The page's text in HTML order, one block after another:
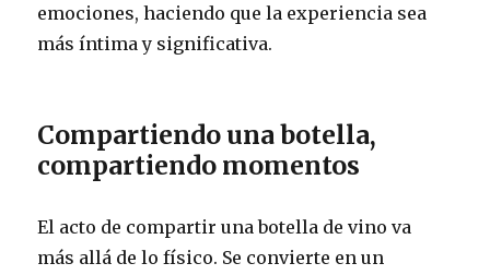
emociones, haciendo que la experiencia sea
más íntima y significativa.
Compartiendo una botella,
compartiendo momentos
El acto de compartir una botella de vino va
más allá de lo físico. Se convierte en un